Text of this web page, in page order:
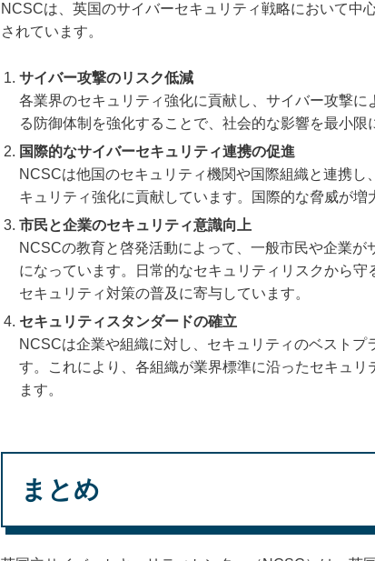
NCSCは、英国のサイバーセキュリティ戦略において中
されています。
サイバー攻撃のリスク低減
各業界のセキュリティ強化に貢献し、サイバー攻撃
る防御体制を強化することで、社会的な影響を最小限
国際的なサイバーセキュリティ連携の促進
NCSCは他国のセキュリティ機関や国際組織と連携
キュリティ強化に貢献しています。国際的な脅威が増
市民と企業のセキュリティ意識向上
NCSCの教育と啓発活動によって、一般市民や企業
になっています。日常的なセキュリティリスクから
セキュリティ対策の普及に寄与しています。
セキュリティスタンダードの確立
NCSCは企業や組織に対し、セキュリティのベスト
す。これにより、各組織が業界標準に沿ったセキュ
ます。
まとめ